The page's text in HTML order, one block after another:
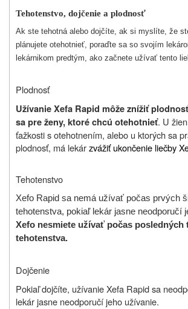
Tehotenstvo, dojčenie a plodnosť
Ak ste tehotná alebo dojčíte, ak si myslíte, že
plánujete otehotnieť, poraďte sa so svojím
lekárnikom predtým, ako začnete užívať tento
Plodnosť
Užívanie Xefa Rapid môže znížiť
sa pre ženy, ktoré chcú otehotnieť. U
ťažkosti s otehotnením, alebo u ktorých sa
plodnosť, má lekárzvážiť ukončenie liečby
Tehotenstvo
Xefo Rapid sa nemá užívať počas prvých
tehotenstva, pokiaľ lekár jasne neodporučí
Xefo nesmiete užívať počas posledných
tehotenstva.
Dojčenie
Pokiaľ dojčíte, užívanie Xefa Rapid sa
lekár jasne neodporučí jeho užívanie.